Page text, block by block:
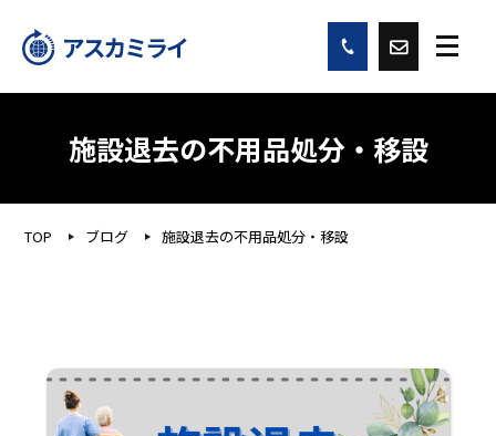
施設退去の不用品処分・移設
TOP ブログ 施設退去の不用品処分・移設